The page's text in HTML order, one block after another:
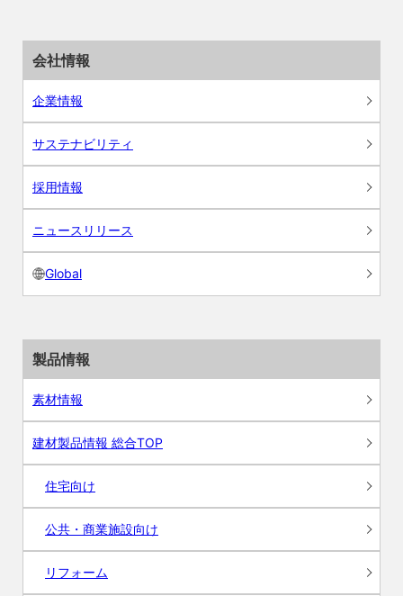
会社情報
企業情報
サステナビリティ
採用情報
ニュースリリース
Global
製品情報
素材情報
建材製品情報 総合TOP
住宅向け
公共・商業施設向け
リフォーム